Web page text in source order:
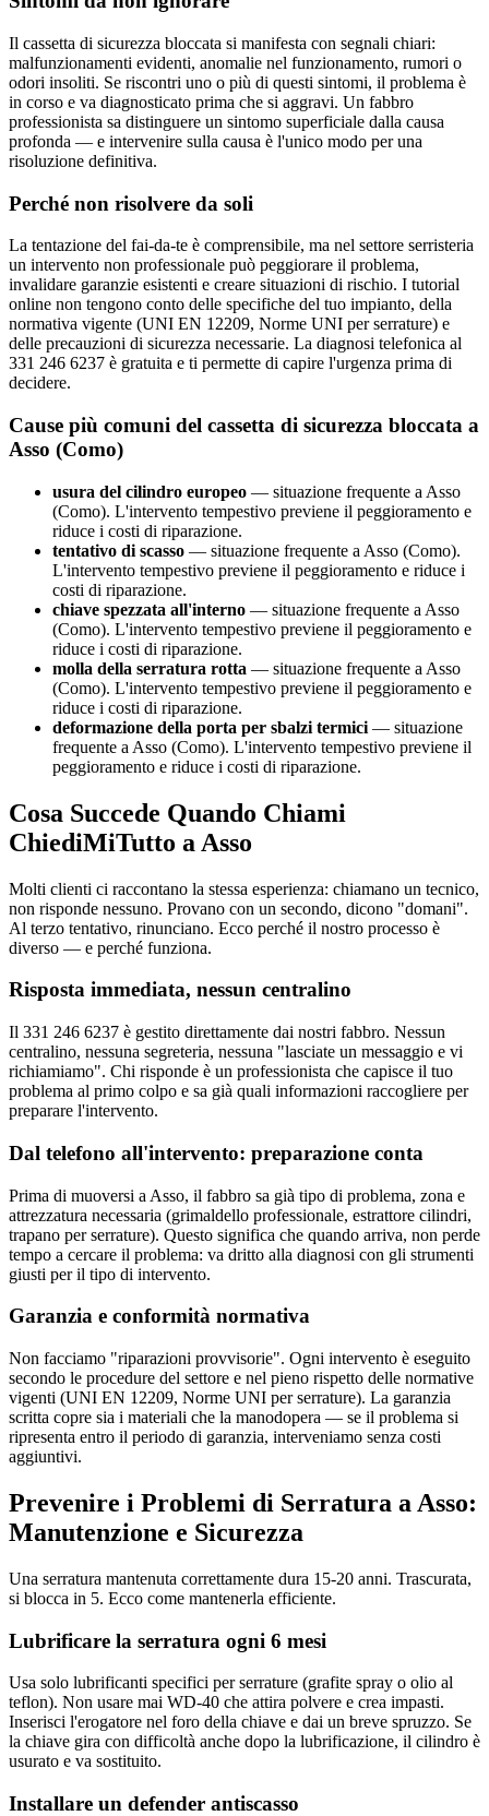
Il cassetta di sicurezza bloccata si manifesta con segnali chiari:
malfunzionamenti evidenti, anomalie nel funzionamento, rumori o
odori insoliti. Se riscontri uno o più di questi sintomi, il problema è
in corso e va diagnosticato prima che si aggravi. Un fabbro
professionista sa distinguere un sintomo superficiale dalla causa
profonda — e intervenire sulla causa è l'unico modo per una
risoluzione definitiva.
Perché non risolvere da soli
La tentazione del fai-da-te è comprensibile, ma nel settore serristeria
un intervento non professionale può peggiorare il problema,
invalidare garanzie esistenti e creare situazioni di rischio. I tutorial
online non tengono conto delle specifiche del tuo impianto, della
normativa vigente (UNI EN 12209, Norme UNI per serrature) e
delle precauzioni di sicurezza necessarie. La diagnosi telefonica al
331 246 6237 è gratuita e ti permette di capire l'urgenza prima di
decidere.
Cause più comuni del cassetta di sicurezza bloccata a
Asso (Como)
usura del cilindro europeo — situazione frequente a Asso
(Como). L'intervento tempestivo previene il peggioramento e
riduce i costi di riparazione.
tentativo di scasso — situazione frequente a Asso (Como).
L'intervento tempestivo previene il peggioramento e riduce i
costi di riparazione.
chiave spezzata all'interno — situazione frequente a Asso
(Como). L'intervento tempestivo previene il peggioramento e
riduce i costi di riparazione.
molla della serratura rotta — situazione frequente a Asso
(Como). L'intervento tempestivo previene il peggioramento e
riduce i costi di riparazione.
deformazione della porta per sbalzi termici — situazione
frequente a Asso (Como). L'intervento tempestivo previene il
peggioramento e riduce i costi di riparazione.
Cosa Succede Quando Chiami
ChiediMiTutto a Asso
Molti clienti ci raccontano la stessa esperienza: chiamano un tecnico,
non risponde nessuno. Provano con un secondo, dicono "domani".
Al terzo tentativo, rinunciano. Ecco perché il nostro processo è
diverso — e perché funziona.
Risposta immediata, nessun centralino
Il 331 246 6237 è gestito direttamente dai nostri fabbro. Nessun
centralino, nessuna segreteria, nessuna "lasciate un messaggio e vi
richiamiamo". Chi risponde è un professionista che capisce il tuo
problema al primo colpo e sa già quali informazioni raccogliere per
preparare l'intervento.
Dal telefono all'intervento: preparazione conta
Prima di muoversi a Asso, il fabbro sa già tipo di problema, zona e
attrezzatura necessaria (grimaldello professionale, estrattore cilindri,
trapano per serrature). Questo significa che quando arriva, non perde
tempo a cercare il problema: va dritto alla diagnosi con gli strumenti
giusti per il tipo di intervento.
Garanzia e conformità normativa
Non facciamo "riparazioni provvisorie". Ogni intervento è eseguito
secondo le procedure del settore e nel pieno rispetto delle normative
vigenti (UNI EN 12209, Norme UNI per serrature). La garanzia
scritta copre sia i materiali che la manodopera — se il problema si
ripresenta entro il periodo di garanzia, interveniamo senza costi
aggiuntivi.
Prevenire i Problemi di Serratura a Asso:
Manutenzione e Sicurezza
Una serratura mantenuta correttamente dura 15-20 anni. Trascurata,
si blocca in 5. Ecco come mantenerla efficiente.
Lubrificare la serratura ogni 6 mesi
Usa solo lubrificanti specifici per serrature (grafite spray o olio al
teflon). Non usare mai WD-40 che attira polvere e crea impasti.
Inserisci l'erogatore nel foro della chiave e dai un breve spruzzo. Se
la chiave gira con difficoltà anche dopo la lubrificazione, il cilindro è
usurato e va sostituito.
Installare un defender antiscasso